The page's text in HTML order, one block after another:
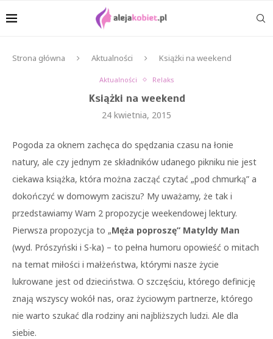
Strona główna Aktualności Książki na weekend
Aktualności Relaks
Książki na weekend
24 kwietnia, 2015
Pogoda za oknem zachęca do spędzania czasu na łonie
natury, ale czy jednym ze składników udanego pikniku nie jest
ciekawa książka, która można zacząć czytać „pod chmurką” a
dokończyć w domowym zaciszu? My uważamy, że tak i
przedstawiamy Wam 2 propozycje weekendowej lektury.
Pierwsza propozycja to „Męża poproszę” Matyldy Man
(wyd. Prószyński i S-ka) – to pełna humoru opowieść o mitach
na temat miłości i małżeństwa, którymi nasze życie
lukrowane jest od dzieciństwa. O szczęściu, którego definicję
znają wszyscy wokół nas, oraz życiowym partnerze, którego
nie warto szukać dla rodziny ani najbliższych ludzi. Ale dla
siebie.